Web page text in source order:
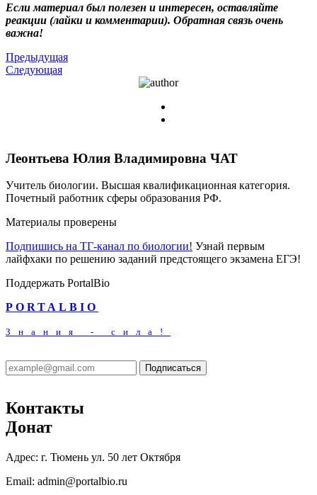
Если материал был полезен и интересен, оставляйте
реакции (лайки и комментарии). Обратная связь очень
важна!
Предыдущая
Следующая
Леонтьева Юлия Владимировна ЧАТ
Учитель биологии. Высшая квалификационная категория.
Почетный работник сферы образования РФ.
Материалы проверены
Подпишись на ТГ-канал по биологии! Узнай первым
лайфхаки по решению заданий предстоящего экзамена ЕГЭ!
Поддержать PortalBio
PORTALBIO
Знания - сила!
Подписаться
Контакты
Донат
Адрес: г. Тюмень ул. 50 лет Октября
Email: admin@portalbio.ru